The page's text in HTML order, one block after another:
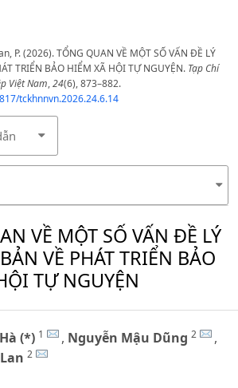
P. (2026). TỔNG QUAN VỀ MỘT SỐ VẤN ĐỀ LÝ
TRIỂN BẢO HIỂM XÃ HỘI TỰ NGUYỆN. Tạp Chí
Việt Nam,24(6), 873–882.
tckhnnvn.2026.24.6.14
VỀ MỘT SỐ VẤN ĐỀ LÝ
VỀ PHÁT TRIỂN BẢO
TỰ NGUYỆN
(*) 1 , Nguyễn Mậu Dũng 2
,
2